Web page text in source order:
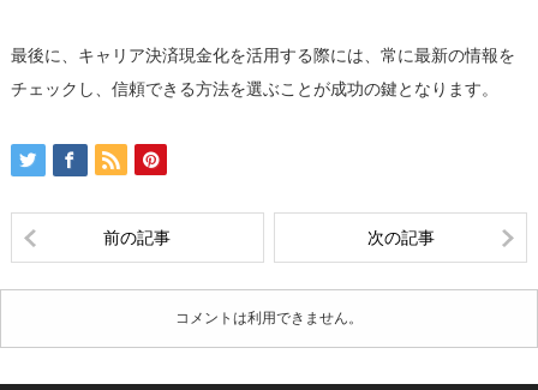
最後に、キャリア決済現金化を活用する際には、常に最新の情報を
チェックし、信頼できる方法を選ぶことが成功の鍵となります。
前の記事 次の記事
コメントは利用できません。